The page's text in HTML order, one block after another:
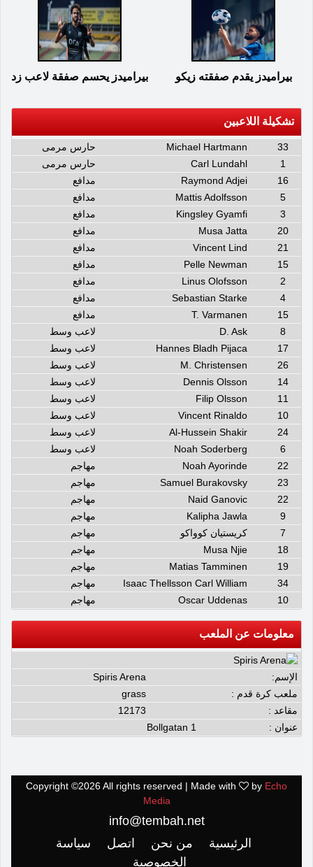
بيراميدز يقدم صفقته زيكو بيراميدز يحسم صفقة لاعب زد
تشكيلة اللاعبين
33
Michael Hartmann
حارس مرمى
1
Carl Lundahl
حارس مرمى
16
Raymond Adjei
مدافع
5
Mattis Adolfsson
مدافع
3
Kingsley Gyamfi
مدافع
20
Musa Jatta
مدافع
21
Vincent Lind
مدافع
15
Pelle Newman
مدافع
2
Linus Olofsson
مدافع
4
Sebastian Starke
مدافع
15
T. Varmanen
مدافع
8
D. Ask
لاعب وسط
17
Hannes Bladh Pijaca
لاعب وسط
26
M. Christensen
لاعب وسط
14
Dennis Olsson
لاعب وسط
11
Filip Olsson
لاعب وسط
10
Vincent Rinaldo
لاعب وسط
24
Al-Hussein Shakir
لاعب وسط
6
Noah Soderberg
لاعب وسط
22
Noah Ayorinde
مهاجم
23
Samuel Burakovsky
مهاجم
22
Naid Ganovic
مهاجم
9
Kalipha Jawla
مهاجم
7
كريستيان كوواكو
مهاجم
18
Musa Njie
مهاجم
19
Matias Tamminen
مهاجم
34
Isaac Thellsson Carl William
مهاجم
10
Oscar Uddenas مهاجم
معلومات عن الملعب
الإسم:
Spiris Arena
ملعب كرة قدم :
grass
مقاعد :
12173
عنوان :
Bollgatan 1
Copyright ©2026 All rights reserved | Made with by Echo
Media
info@tembah.net
الرئيسية
من نحن اتصل
سياسة
الخصوصية